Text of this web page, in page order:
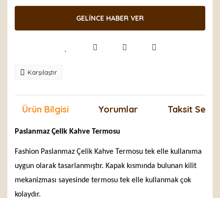
GELİNCE HABER VER
Karşılaştır
Ürün Bilgisi Yorumlar Taksit
Paslanmaz Çelik Kahve Termosu
Fashion Paslanmaz Çelik Kahve Termosu tek elle kullanıma
uygun olarak tasarlanmıştır. Kapak kısmında bulunan kilit
mekanizması sayesinde termosu tek elle kullanmak çok
kolaydır.